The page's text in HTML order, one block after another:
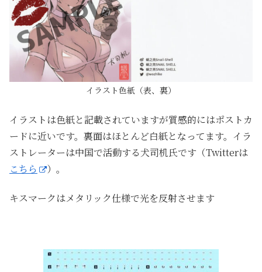
イラスト色紙（表、裏）
イラストは色紙と記載されていますが質感的にはポストカ
ードに近いです。裏面はほとんど白紙となってます。イラ
ストレーターは中国で活動する犬司机氏です（Twitterは
こちら
）。
キスマークはメタリック仕様で光を反射させます